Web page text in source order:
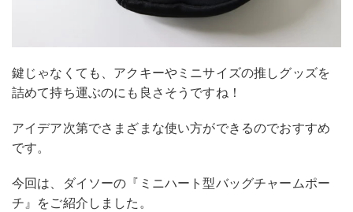
鍵じゃなくても、アクキーやミニサイズの推しグッズを
詰めて持ち運ぶのにも良さそうですね！
アイデア次第でさまざまな使い方ができるのでおすすめ
です。
今回は、ダイソーの『ミニハート型バッグチャームポー
チ』をご紹介しました。